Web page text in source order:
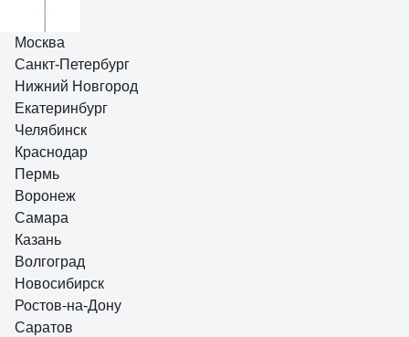
Mariana Salmassi
28.12.2020
Достоинства: Мне понравился торшер удобством сборки и
качеством настройки плафона. Все отлично работает
8 отзывов
Отзыв о светильнике Camelion KD-428F С08 New York серый 40Вт
металл 13050
Анастасия М.
07.02.2021
Со своей задачей справляется хорошо, хорошая опора у лампы,
выдерживает "трение" котов, удобно направлять свет, легко
собрать
Москва
Санкт-Петербург
Нижний Новгород
Екатеринбург
Челябинск
Краснодар
Пермь
Воронеж
Самара
Казань
Волгоград
Новосибирск
Ростов-на-Дону
Саратов